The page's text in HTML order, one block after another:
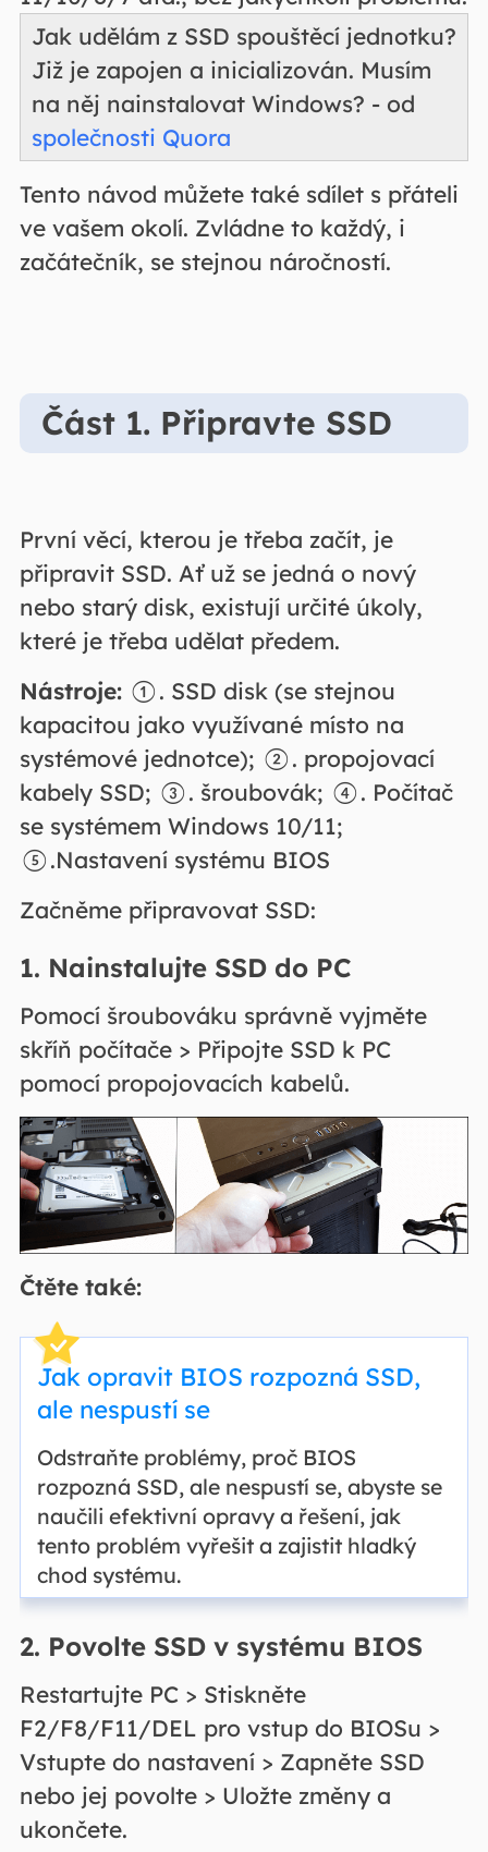
Jak udělám z SSD spouštěcí jednotku?
Již je zapojen a inicializován. Musím
na něj nainstalovat Windows? - od
společnosti Quora
Tento návod můžete také sdílet s přáteli
ve vašem okolí. Zvládne to každý, i
začátečník, se stejnou náročností.
Část 1. Připravte SSD
První věcí, kterou je třeba začít, je
připravit SSD. Ať už se jedná o nový
nebo starý disk, existují určité úkoly,
které je třeba udělat předem.
Nástroje:①. SSD disk (se stejnou
kapacitou jako využívané místo na
systémové jednotce); ②. propojovací
kabely SSD; ③. šroubovák; ④. Počítač
se systémem Windows 10/11;
⑤.Nastavení systému BIOS
Začněme připravovat SSD:
1. Nainstalujte SSDdo PC
Pomocí šroubováku správně vyjměte
skříň počítače > Připojte SSD k PC
pomocí propojovacích kabelů.
Čtěte také:
Jak opravit BIOS rozpozná SSD,
ale nespustí se
Odstraňte problémy, proč BIOS
rozpozná SSD, ale nespustí se, abyste se
naučili efektivní opravy a řešení, jak
tento problém vyřešit a zajistit hladký
chod systému.
2. Povolte SSD v systému BIOS
Restartujte PC > Stiskněte
F2/F8/F11/DEL pro vstup do BIOSu >
Vstupte do nastavení > Zapněte SSD
nebo jej povolte > Uložte změny a
ukončete.